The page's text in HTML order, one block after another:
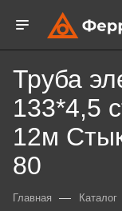
Труба
133*4,5
12м
80
Главная — Каталог